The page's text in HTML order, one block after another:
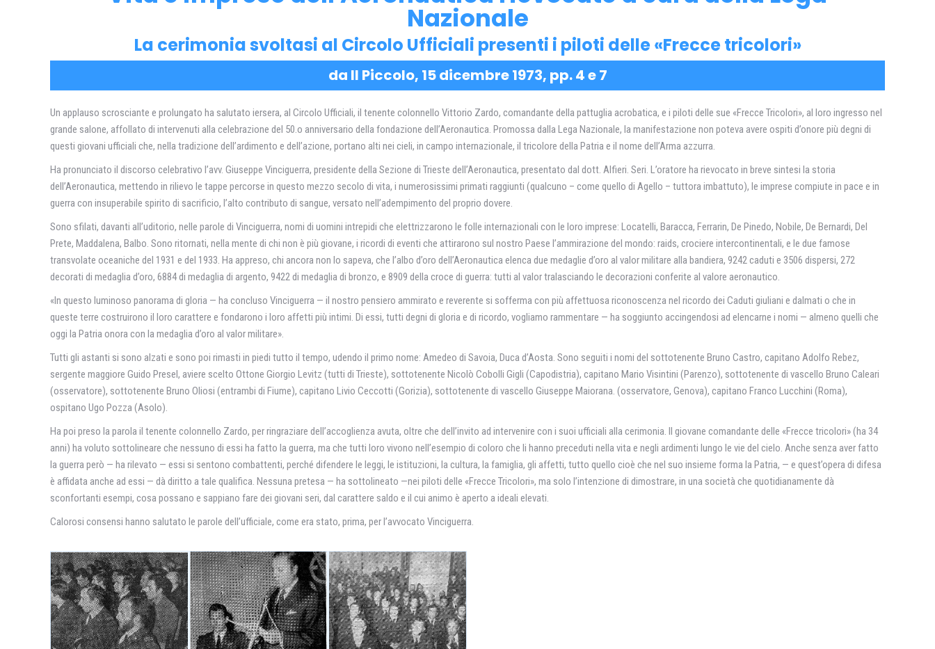
Nazionale
La cerimonia svoltasi al Circolo Ufficiali presenti i piloti delle «Frecce tricolori»
da Il Piccolo, 15 dicembre 1973, pp. 4 e 7
Un applauso scrosciante e prolungato ha salutato iersera, al Circolo Ufficiali, il tenente colonnello Vittorio Zardo, comandante della pattuglia acrobatica, e i piloti delle sue «Frecce Tricolori», al loro ingresso nel
grande salone, affollato di intervenuti alla celebrazione del 50.o anniversario della fondazione dell’Aeronautica. Promossa dalla Lega Nazionale, la manifestazione non poteva avere ospiti d’onore più degni di
questi giovani ufficiali che, nella tradizione dell’ardimento e dell’azione, portano alti nei cieli, in campo internazionale, il tricolore della Patria e il nome dell’Arma azzurra.
Ha pronunciato il discorso celebrativo l’avv. Giuseppe Vinciguerra, presidente della Sezione di Trieste dell’Aeronautica, presentato dal dott. Alfieri. Seri. L’oratore ha rievocato in breve sintesi la storia
dell’Aeronautica, mettendo in rilievo le tappe percorse in questo mezzo secolo di vita, i numerosissimi primati raggiunti (qualcuno – come quello di Agello – tuttora imbattuto), le imprese compiute in pace e in
guerra con insuperabile spirito di sacrificio, l’alto contributo di sangue, versato nell’adempimento del proprio dovere.
Sono sfilati, davanti all’uditorio, nelle parole di Vinciguerra, nomi di uomini intrepidi che elettrizzarono le folle internazionali con le loro imprese: Locatelli, Baracca, Ferrarin, De Pinedo, Nobile, De Bernardi, Del
Prete, Maddalena, Balbo. Sono ritornati, nella mente di chi non è più giovane, i ricordi di eventi che attirarono sul nostro Paese l’ammirazione del mondo: raids, crociere intercontinentali, e le due famose
transvolate oceaniche del 1931 e del 1933. Ha appreso, chi ancora non lo sapeva, che l’albo d’oro dell’Aeronautica elenca due medaglie d’oro al valor militare alla bandiera, 9242 caduti e 3506 dispersi, 272
decorati di medaglia d’oro, 6884 di medaglia di argento, 9422 di medaglia di bronzo, e 8909 della croce di guerra: tutti al valor tralasciando le decorazioni conferite al valore aeronautico.
«In questo luminoso panorama di gloria — ha concluso Vinciguerra — il nostro pensiero ammirato e reverente si sofferma con più affettuosa riconoscenza nel ricordo dei Caduti giuliani e dalmati o che in
queste terre costruirono il loro carattere e fondarono i loro affetti più intimi. Di essi, tutti degni di gloria e di ricordo, vogliamo rammentare — ha soggiunto accingendosi ad elencarne i nomi — almeno quelli che
oggi la Patria onora con la medaglia d’oro al valor militare».
Tutti gli astanti si sono alzati e sono poi rimasti in piedi tutto il tempo, udendo il primo nome: Amedeo di Savoia, Duca d’Aosta. Sono seguiti i nomi del sottotenente Bruno Castro, capitano Adolfo Rebez,
sergente maggiore Guido Presel, aviere scelto Ottone Giorgio Levitz (tutti di Trieste), sottotenente Nicolò Cobolli Gigli (Capodistria), capitano Mario Visintini (Parenzo), sottotenente di vascello Bruno Caleari
(osservatore), sottotenente Bruno Oliosi (entrambi di Fiume), capitano Livio Ceccotti (Gorizia), sottotenente di vascello Giuseppe Maiorana. (osservatore, Genova), capitano Franco Lucchini (Roma),
ospitano Ugo Pozza (Asolo).
Ha poi preso la parola il tenente colonnello Zardo, per ringraziare dell’accoglienza avuta, oltre che dell’invito ad intervenire con i suoi ufficiali alla cerimonia. Il giovane comandante delle «Frecce tricolori» (ha 34
anni) ha voluto sottolineare che nessuno di essi ha fatto la guerra, ma che tutti loro vivono nell’esempio di coloro che li hanno preceduti nella vita e negli ardimenti lungo le vie del cielo. Anche senza aver fatto
la guerra però — ha rilevato — essi si sentono combattenti, perché difendere le leggi, le istituzioni, la cultura, la famiglia, gli affetti, tutto quello cioè che nel suo insieme forma la Patria, — e quest’opera di difesa
è affidata anche ad essi — dà diritto a tale qualifica. Nessuna pretesa — ha sottolineato —nei piloti delle «Frecce Tricolori», ma solo l’intenzione di dimostrare, in una società che quotidianamente dà
sconfortanti esempi, cosa possano e sappiano fare dei giovani seri, dal carattere saldo e il cui animo è aperto a ideali elevati.
Calorosi consensi hanno salutato le parole dell’ufficiale, come era stato, prima, per l’avvocato Vinciguerra.